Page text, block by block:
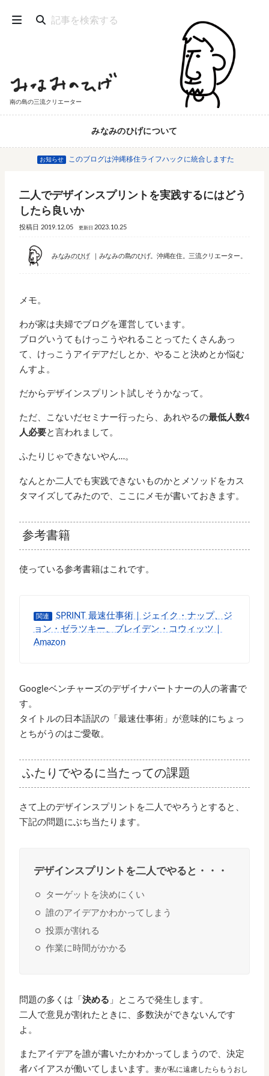
南の島の三流クリエーター
みなみのひげについて
お知らせ このブログは沖縄移住ライフハックに統合しますた
二人でデザインスプリントを実践するにはどう
したら良いか
投稿日 2019.12.05 更新日 2023.10.25
みなみのひげ みなみの島のひげ。沖縄在住。三流クリエーター。
メモ。
わが家は夫婦でブログを運営しています。
ブログいうてもけっこうやれることってたくさんあっ
て、けっこうアイデアだしとか、やること決めとか悩む
んすよ。
だからデザインスプリント試しそうかなって。
ただ、こないだセミナー行ったら、あれやるの最低人数4
人必要と言われまして。
ふたりじゃできないやん…。
なんとか二人でも実践できないものかとメソッドをカス
タマイズしてみたので、ここにメモが書いておきます。
参考書籍
使っている参考書籍はこれです。
関連
SPRINT 最速仕事術｜ジェイク・ナップ、ジ
ョン・ゼラツキー、ブレイデン・コウィッツ｜
Amazon
Googleベンチャーズのデザイナパートナーの人の著書で
す。
タイトルの日本語訳の「最速仕事術」が意味的にちょっ
とちがうのはご愛敬。
ふたりでやるに当たっての課題
さて上のデザインスプリントを二人でやろうとすると、
下記の問題にぶち当たります。
デザインスプリントを二人でやると・・・
ターゲットを決めにくい
誰のアイデアかわかってしまう
投票が割れる
作業に時間がかかる
問題の多くは「 決める 」ところで発生します。
二人で意見が割れたときに、多数決ができないんです
よ。
またアイデアを誰が書いたかわかってしまうので、決定
者バイアスが働いてしまいます。
妻が私に遠慮したらもうおし